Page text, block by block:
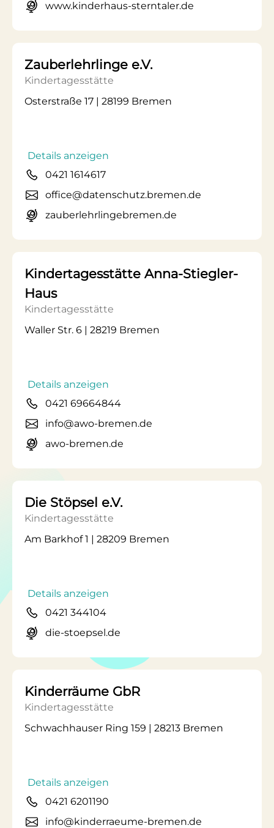
www.kinderhaus-sterntaler.de
Zauberlehrlinge e.V.
Kindertagesstätte
Osterstraße 17 | 28199 Bremen
Details anzeigen
0421 1614617
office@datenschutz.bremen.de
zauberlehrlingebremen.de
Kindertagesstätte Anna-Stiegler-
Haus
Kindertagesstätte
Waller Str. 6 | 28219 Bremen
Details anzeigen
0421 69664844
info@awo-bremen.de
awo-bremen.de
Die Stöpsel e.V.
Kindertagesstätte
Am Barkhof 1 | 28209 Bremen
Details anzeigen
0421 344104
die-stoepsel.de
Kinderräume GbR
Kindertagesstätte
Schwachhauser Ring 159 | 28213 Bremen
Details anzeigen
0421 6201190
info@kinderraeume-bremen.de